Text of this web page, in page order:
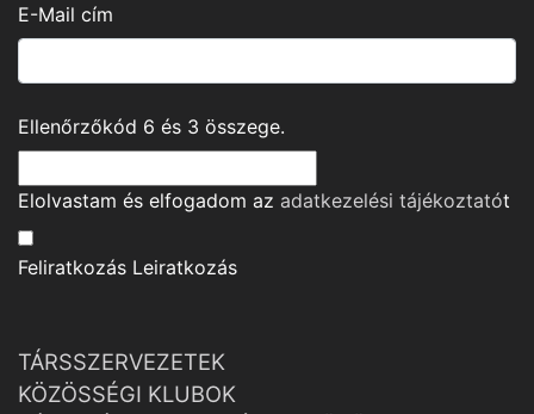
E-Mail cím
Ellenőrzőkód 6 és 3 összege.
Elolvastam és elfogadom az adatkezelési tájékoztatót
Feliratkozás Leiratkozás
TÁRSSZERVEZETEK
KÖZÖSSÉGI KLUBOK